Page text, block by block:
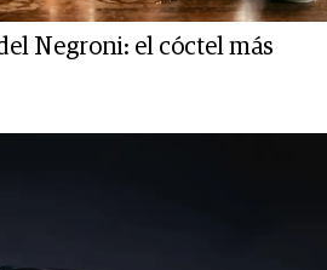
Negroni: el cóctel más